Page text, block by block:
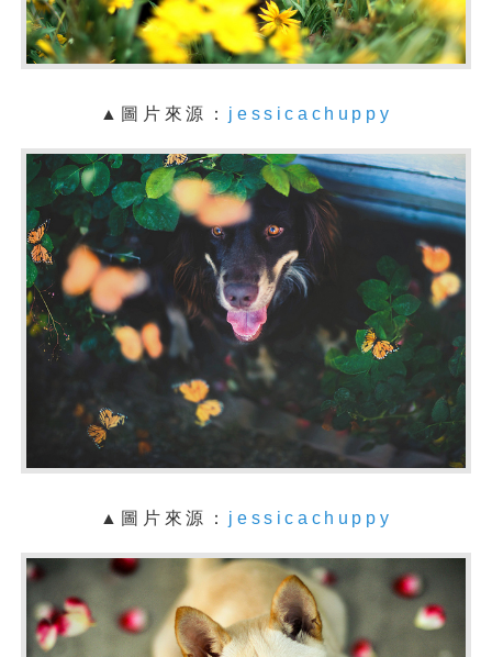
▲ 圖片來源： jessicachuppy
▲ 圖片來源： jessicachuppy